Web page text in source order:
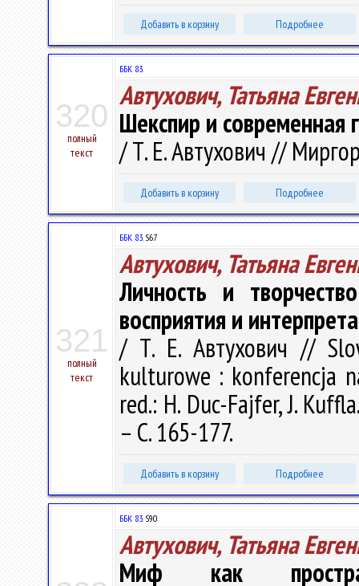
Добавить в корзину Подробнее
320
полный
текст
ББК 83.
Автухович, Татьяна
Шекспир и современная
/ Т. Е. Автухович //
Добавить в корзину Подробнее
321
полный
текст
ББК 83.S67
Автухович, Татьяна
Личность и
восприятия и
/ Т. Е. Автухович //
kulturowe : konferencja
red.: H. Duc-Fajfer, J.
– С. 165-177.
Добавить в корзину Подробнее
ББК 83.S90
Автухович, Татьяна
Миф как